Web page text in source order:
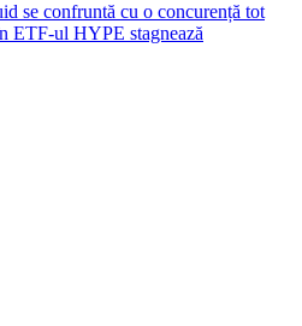
se confruntă cu o concurență tot
ETF-ul HYPE stagnează